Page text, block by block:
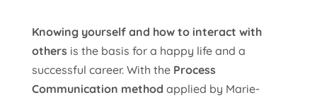
Knowing yourself and how to interact with
others is the basis for a happy life and a
successful career. With the Process
Communication method applied by Marie-